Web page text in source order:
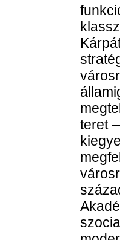
teret